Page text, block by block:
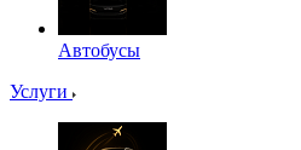
Автобусы
Услуги